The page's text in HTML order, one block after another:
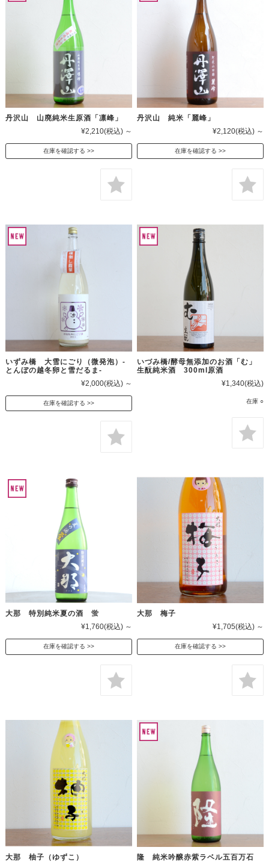
丹沢山 山廃純米生原酒「凛峰」
¥2,210(税込) ～
在庫を確認する
丹沢山 純米「麗峰」
¥2,120(税込) ～
在庫を確認する
いずみ橋 大雪にごり（微発泡）-
とんぼの越冬卵と雪だるま-
¥2,000(税込) ～
在庫を確認する
いづみ橋/酵母無添加のお酒「む」
生酛純米酒 300ml原酒
¥1,340(税込)
在庫 ○
大那 特別純米夏の酒 蛍
¥1,760(税込) ～
在庫を確認する
大那 梅子
¥1,705(税込) ～
在庫を確認する
大那 柚子（ゆずこ） 隆 純米吟醸赤紫ラベル五百万石